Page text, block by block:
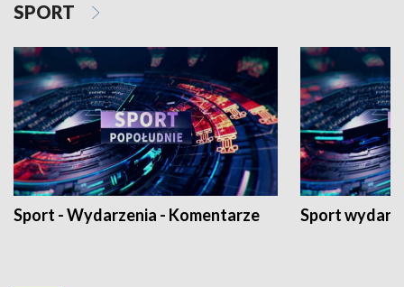
SPORT
Sport - Wydarzenia - Komentarze Sport